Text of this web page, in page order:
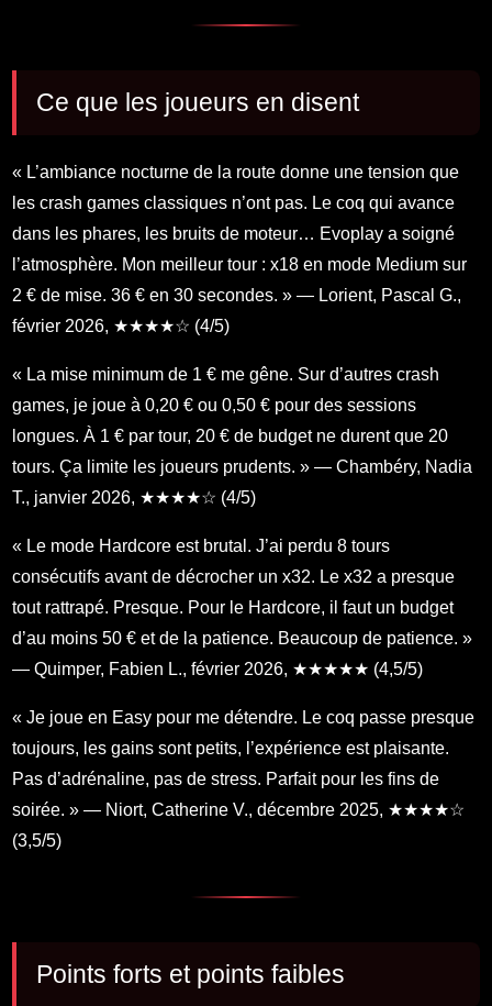
Ce que les joueurs en disent
« L’ambiance nocturne de la route donne une tension que
les crash games classiques n’ont pas. Le coq qui avance
dans les phares, les bruits de moteur… Evoplay a soigné
l’atmosphère. Mon meilleur tour : x18 en mode Medium sur
2 € de mise. 36 € en 30 secondes. » — Lorient, Pascal G.,
février 2026, ★★★★☆ (4/5)
« La mise minimum de 1 € me gêne. Sur d’autres crash
games, je joue à 0,20 € ou 0,50 € pour des sessions
longues. À 1 € par tour, 20 € de budget ne durent que 20
tours. Ça limite les joueurs prudents. » — Chambéry, Nadia
T., janvier 2026, ★★★★☆ (4/5)
« Le mode Hardcore est brutal. J’ai perdu 8 tours
consécutifs avant de décrocher un x32. Le x32 a presque
tout rattrapé. Presque. Pour le Hardcore, il faut un budget
d’au moins 50 € et de la patience. Beaucoup de patience. »
— Quimper, Fabien L., février 2026, ★★★★★ (4,5/5)
« Je joue en Easy pour me détendre. Le coq passe presque
toujours, les gains sont petits, l’expérience est plaisante.
Pas d’adrénaline, pas de stress. Parfait pour les fins de
soirée. » — Niort, Catherine V., décembre 2025, ★★★★☆
(3,5/5)
Points forts et points faibles